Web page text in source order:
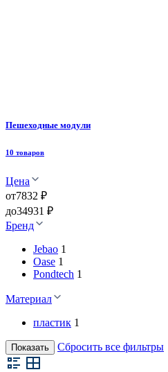
Пешеходные модули
10 товаров
Цена
от7832 ₽
до34931 ₽
Бренд
Jebao 1
Oase 1
Pondtech 1
Материал
пластик 1
Показать Сбросить все фильтры